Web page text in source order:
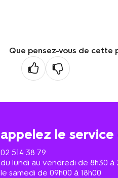
Que pensez-vous de cette
appelez le
02 514 38 79
du lundi au vendredi de 8h30 à
le samedi de 09h00 à 18h00